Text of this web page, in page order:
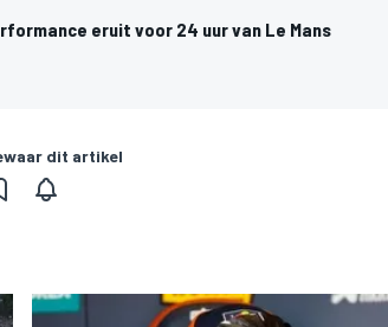
eruit voor 24 uur van Le Mans
dit artikel